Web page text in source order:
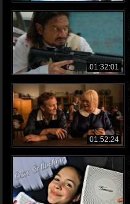
01:32:01
01:52:24